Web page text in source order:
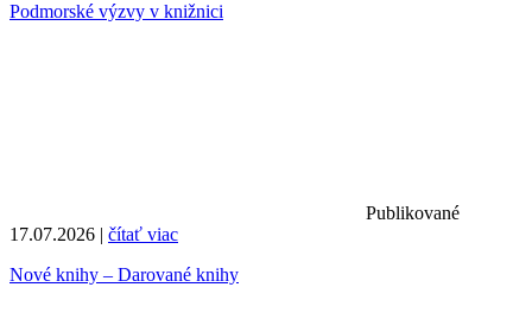
Podmorské výzvy v knižnici
Publikované
17.07.2026 | čítať viac
Nové knihy – Darované knihy